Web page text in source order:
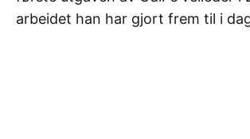
arbeidet han har gjort frem til i